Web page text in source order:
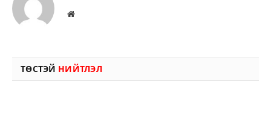
Вэбсайт
ТӨСТЭЙ НИЙТЛЭЛ